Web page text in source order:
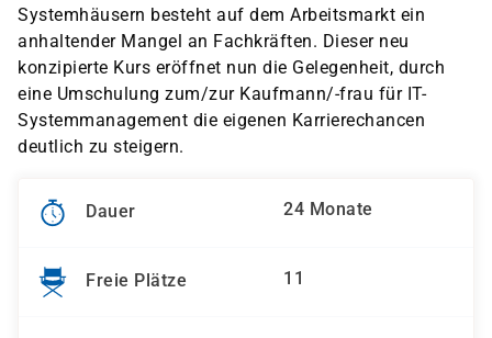
Systemhäusern besteht auf dem Arbeitsmarkt ein
anhaltender Mangel an Fachkräften. Dieser neu
konzipierte Kurs eröffnet nun die Gelegenheit, durch
eine Umschulung zum/zur Kaufmann/-frau für IT-
Systemmanagement die eigenen Karrierechancen
deutlich zu steigern.
Dauer 24 Monate
Freie Plätze 11